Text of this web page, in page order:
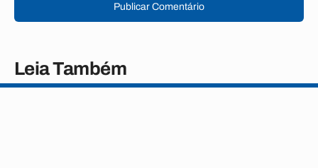
Publicar Comentário
Leia Também